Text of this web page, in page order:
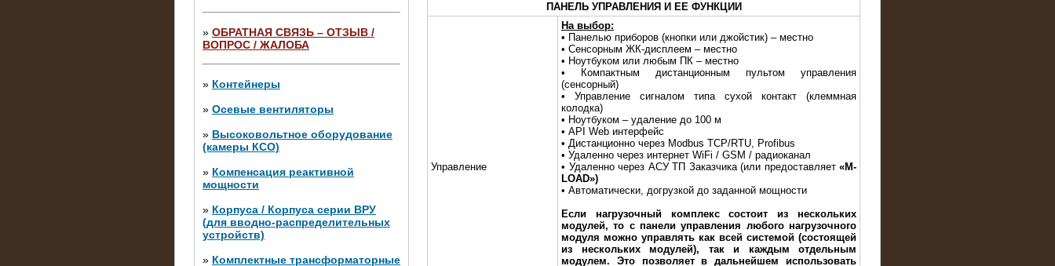
» ОБРАТНАЯ СВЯЗЬ – ОТЗЫВ /
ВОПРОС / ЖАЛОБА
» Контейнеры
» Осевые вентиляторы
» Высоковольтное оборудование
(камеры КСО)
» Компенсация реактивной
мощности
» Корпуса / Корпуса серии ВРУ
(для вводно-распределительных
устройств)
» Комплектные трансформаторные
10.04.2015
Аренда нагрузочного модуля 4 МВт,
10 кВ
ПАНЕЛЬ УПРАВЛЕНИЯ И ЕЕ ФУНКЦИИ
Управление
На выбор:
• Панелью приборов (кнопки или джойстик) – местно
• Сенсорным ЖК-дисплеем – местно
• Ноутбуком или любым ПК – местно
• Компактным дистанционным пультом управления
(сенсорный)
• Управление сигналом типа сухой контакт (клеммная
колодка)
• Ноутбуком – удаление до 100 м
• API Web интерфейс
• Дистанционно через Modbus TCP/RTU, Profibus
• Удаленно через интернет WiFi / GSM / радиоканал
• Удаленно через АСУ ТП Заказчика (или предоставляет «M-
LOAD»)
• Автоматически, догрузкой до заданной мощности
Если нагрузочный комплекс состоит из нескольких
модулей, то с панели управления любого нагрузочного
модуля можно управлять как всей системой (состоящей
из нескольких модулей), так и каждым отдельным
модулем. Это позволяет в дальнейшем использовать